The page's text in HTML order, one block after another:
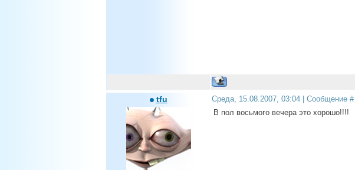
tfu Среда, 15.08.2007, 03:04 | Сообщение #
В пол восьмого вечера это хорошо!!!!